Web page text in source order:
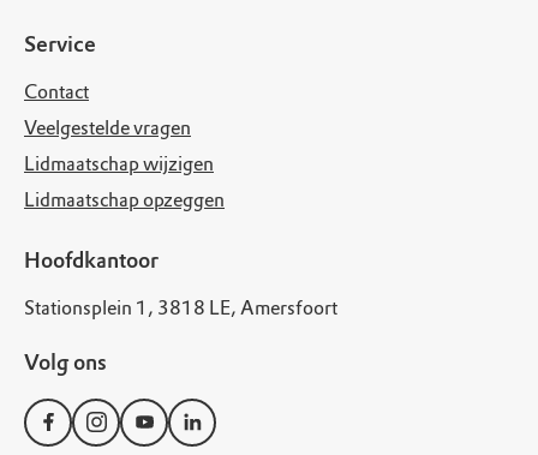
Service
Contact
Veelgestelde vragen
Lidmaatschap wijzigen
Lidmaatschap opzeggen
Hoofdkantoor
Stationsplein 1, 3818 LE, Amersfoort
Volg ons